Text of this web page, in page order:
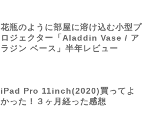
花瓶のように部屋に溶け込む小型プ
ロジェクター「Aladdin Vase / ア
ラジン ベース」半年レビュー
iPad Pro 11inch(2020)買ってよ
かった！３ヶ月経った感想